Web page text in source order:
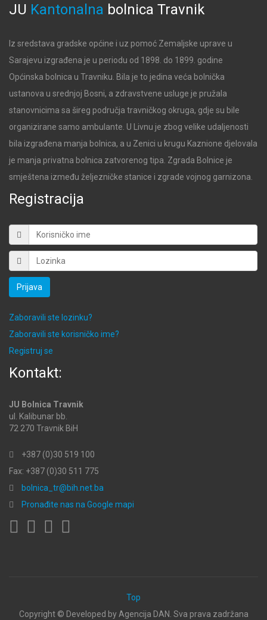
JU Kantonalna bolnica Travnik
Iz sredstava gradske općine i uz pomoć Zemaljske uprave u
Sarajevu izgrađena je u periodu od 1898. do 1899. godine
Općinska bolnica u Travniku. Bila je to jedina veća bolnička
ustanova u srednjoj Bosni, a zdravstvene usluge je pružala
stanovnicima sa šireg područja travničkog okruga, gdje su bile
organizirane samo ambulante. U Livnu je zbog velike udaljenosti
bila izgrađena manja bolnica, a u Zenici u krugu Kaznione djelovala
je manja privatna bolnica zatvorenog tipa. Zgrada Bolnice je
smještena između željezničke stanice i zgrade vojnog garnizona.
Registracija
Prijava
Zaboravili ste lozinku?
Zaboravili ste korisničko ime?
Registruj se
Kontakt:
JU Bolnica Travnik
ul. Kalibunar bb.
72 270 Travnik BiH
+387 (0)30 519 100
Fax: +387 (0)30 511 775
bolnica_tr@bih.net.ba
Pronađite nas na Google mapi
Top
Copyright © Developed by Agencija DAN. Sva prava zadržana